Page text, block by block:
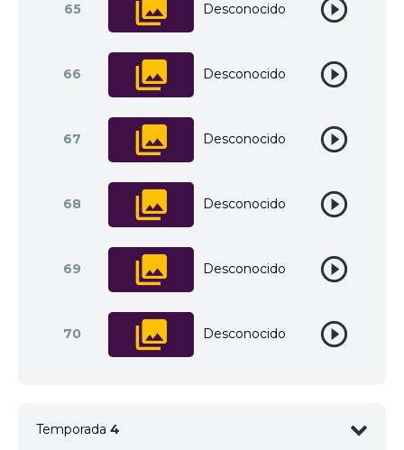
65 Desconocido
66 Desconocido
67 Desconocido
68 Desconocido
69 Desconocido
70 Desconocido
Temporada 4